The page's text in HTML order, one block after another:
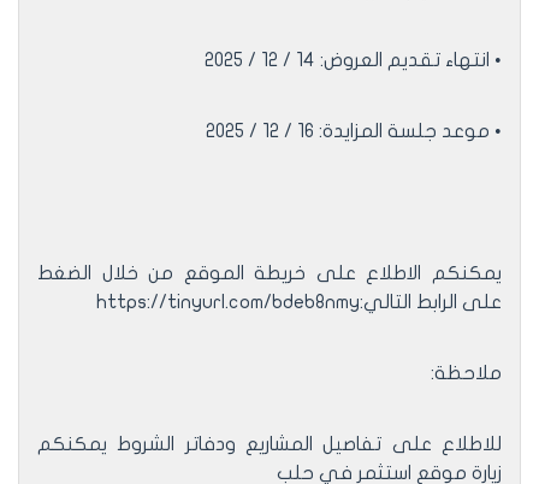
• انتهاء تقديم العروض: 14 / 12 / 2025
• موعد جلسة المزايدة: 16 / 12 / 2025
يمكنكم الاطلاع على خريطة الموقع من خلال الضغط
على الرابط التالي:https://tinyurl.com/bdeb8nmy
ملاحظة:
للاطلاع على تفاصيل المشاريع ودفاتر الشروط يمكنكم
زيارة موقع استثمر في حلب